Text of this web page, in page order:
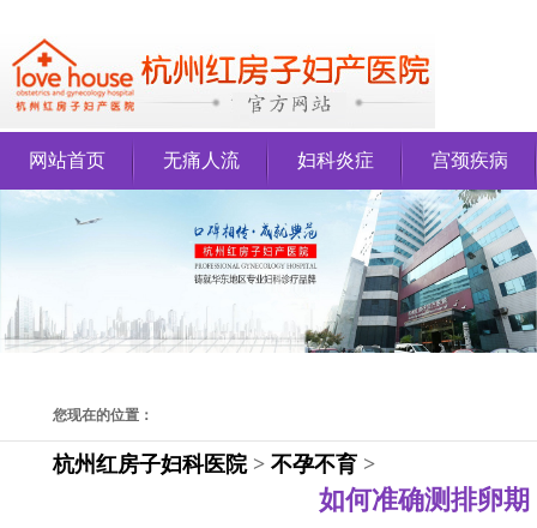
网站首页 无痛人流 妇科炎症 宫颈疾病
您现在的位置：
杭州红房子妇科医院> 不孕不育 >
如何准确测排卵期